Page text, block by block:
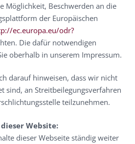
Möglichkeit, Beschwerden an die
der Europäischen
ec.europa.eu/odr?
Die dafür notwendigen
oberhalb in unserem Impressum.
darauf hinweisen, dass wir nicht
sind, an Streitbeilegungsverfahren
teilzunehmen.
Website:
dieser Webseite ständig weiter